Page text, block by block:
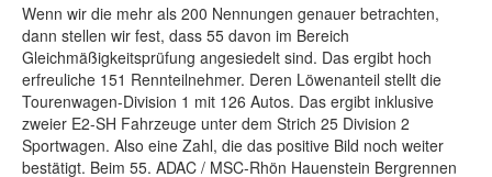
Wenn wir die mehr als 200 Nennungen genauer betrachten,
dann stellen wir fest, dass 55 davon im Bereich
Gleichmäßigkeitsprüfung angesiedelt sind. Das ergibt hoch
erfreuliche 151 Rennteilnehmer. Deren Löwenanteil stellt die
Tourenwagen-Division 1 mit 126 Autos. Das ergibt inklusive
zweier E2-SH Fahrzeuge unter dem Strich 25 Division 2
Sportwagen. Also eine Zahl, die das positive Bild noch weiter
bestätigt. Beim 55. ADAC / MSC-Rhön Hauenstein Bergrennen